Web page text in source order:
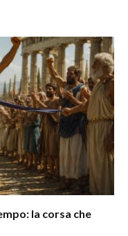
la corsa che